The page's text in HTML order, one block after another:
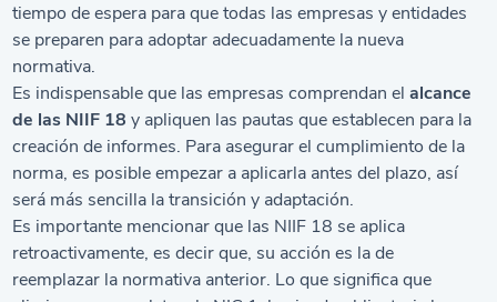
tiempo de espera para que todas las empresas y entidades
se preparen para adoptar adecuadamente la nueva
normativa.
Es indispensable que las empresas comprendan elalcance
de las NIIF 18 ​ y apliquen las pautas que establecen para la
creación de informes. Para asegurar el cumplimiento de la
norma, es posible empezar a aplicarla antes del plazo, así
será más sencilla la transición y adaptación.
Es importante mencionar que las NIIF 18 se aplica
retroactivamente, es decir que, su acción es la de
reemplazar la normativa anterior. Lo que significa que